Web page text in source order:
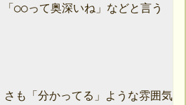
○○って奥深いね」などと言う
さも「分かってる」ような雰囲気